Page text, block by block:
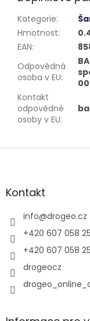
Kategorie:
Hmotnost:
EAN:
Odpovědná
osoba v EU:
Kontakt
odpovědné
osoby v EU:
Z
aKontakt
info@drogeo.cz
+420 607 058
+420 607 058
drogeocz